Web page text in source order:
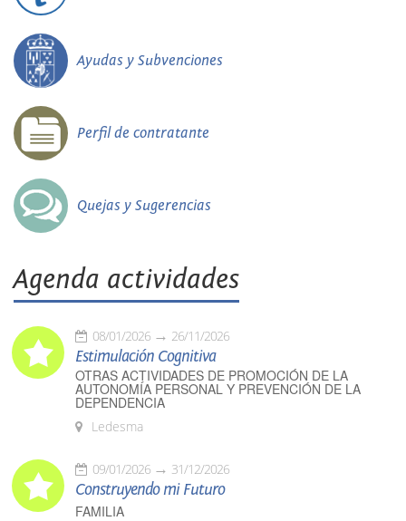
Ayudas y Subvenciones
Perfil de contratante
Quejas y Sugerencias
Agenda actividades
08/01/2026 26/11/2026
Estimulación Cognitiva
OTRAS ACTIVIDADES DE PROMOCIÓN DE LA
AUTONOMÍA PERSONAL Y PREVENCIÓN DE LA
DEPENDENCIA
Ledesma
09/01/2026 31/12/2026
Construyendo mi Futuro
FAMILIA